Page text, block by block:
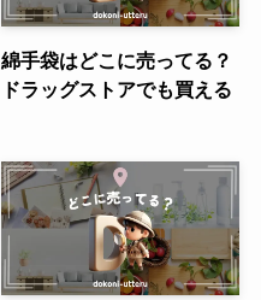
綿手袋はどこに売ってる？
ドラッグストアでも買える